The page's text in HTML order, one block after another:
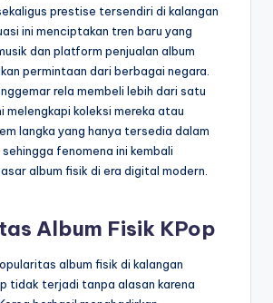
prestise tersendiri di kalangan
ini menciptakan tren baru yang
dan platform penjualan album
permintaan dari berbagai negara.
rela membeli lebih dari satu
melengkapi koleksi mereka atau
langka yang hanya tersedia dalam
fenomena ini kembali
album fisik di era digital modern.
Album Fisik KPop
album fisik di kalangan
tidak terjadi tanpa alasan karena